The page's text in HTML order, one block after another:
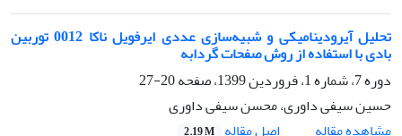
تحلیل آیرودینامیکی و شبیه‌سازی عددی ایرفویل ناکا 0012 توربین
بادی با استفاده از روش صفحات گردابه
دوره 7، شماره 1، فروردین 1399، صفحه
20-27
حسین سیفی داوری، محسن سیفی داوری